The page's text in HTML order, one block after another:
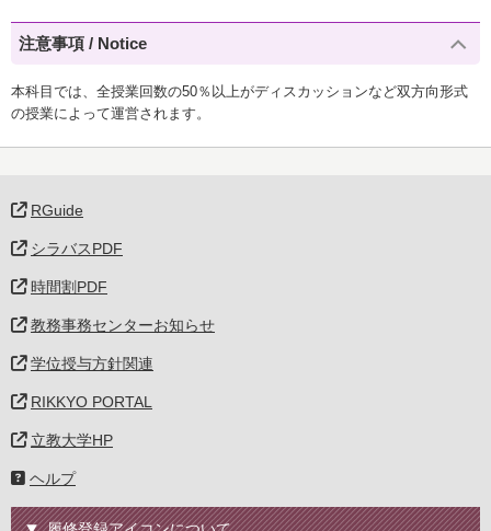
注意事項 / Notice
本科目では、全授業回数の50％以上がディスカッションなど双方向形式
の授業によって運営されます。
RGuide
シラバスPDF
時間割PDF
教務事務センターお知らせ
学位授与方針関連
RIKKYO PORTAL
立教大学HP
ヘルプ